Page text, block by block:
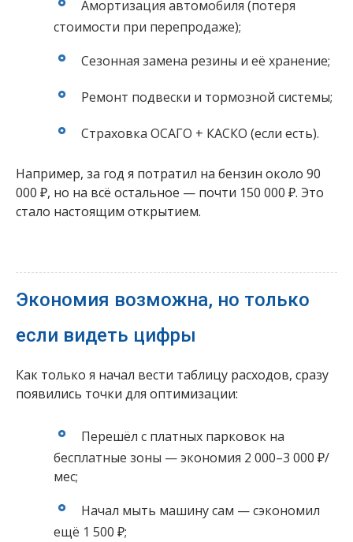
Амортизация автомобиля (потеря
стоимости при перепродаже);
Сезонная замена резины и её хранение;
Ремонт подвески и тормозной системы;
Страховка ОСАГО + КАСКО (если есть).
Например, за год я потратил на бензин около 90
000 ₽, но на всё остальное — почти 150 000 ₽. Это
стало настоящим открытием.
Экономия возможна, но только
если видеть цифры
Как только я начал вести таблицу расходов, сразу
появились точки для оптимизации:
Перешёл с платных парковок на
бесплатные зоны — экономия 2 000–3 000 ₽/
мес;
Начал мыть машину сам — сэкономил
ещё 1 500 ₽;